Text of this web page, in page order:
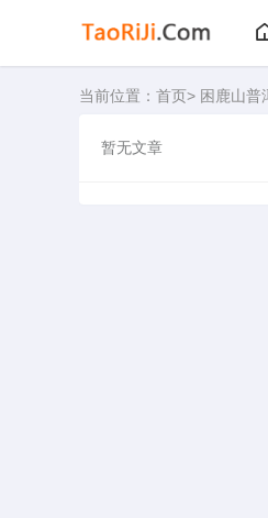
当前位置： 首页> 困鹿山普
暂无文章